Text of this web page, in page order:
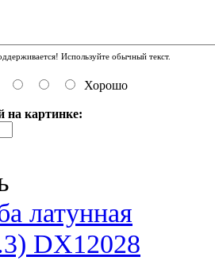
Используйте обычный текст.
Хорошо
на картинке: